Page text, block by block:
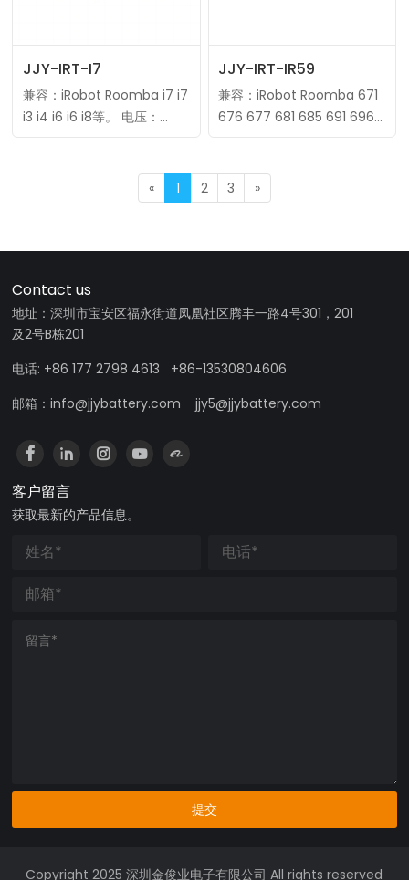
JJY-IRT-I7
兼容：iRobot Roomba i7 i7
i3 i4 i6 i6 i8等。 电压：
贴牌生产：标签、包装、……
JJY-IRT-IR59
兼容：iRobot Roomba 671
676 677 681 685 691 696
« 1 2 3 »
Contact us
地址：深圳市宝安区福永街道凤凰社区腾丰一路4号301，201
及2号B栋201
电话: +86 177 2798 4613 +86-13530804606
邮箱：info@jjybattery.com jjy5@jjybattery.com
客户留言
获取最新的产品信息。
提交
Copyright 2025 深圳金俊业电子有限公司 All rights reserved